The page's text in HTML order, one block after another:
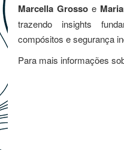
Marcella Grossoe
trazendo insights
compósitos e segurança
Para mais informações